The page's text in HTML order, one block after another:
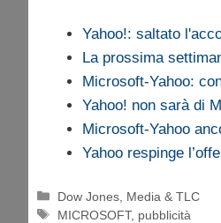
Yahoo!: saltato
La prossima
Microsoft-Yahoo:
Yahoo! non sarà di
Microsoft-Yahoo
Yahoo respinge
Categorie
Dow Jones Media & TLC
Tag
MICROSOFT, pubblicità